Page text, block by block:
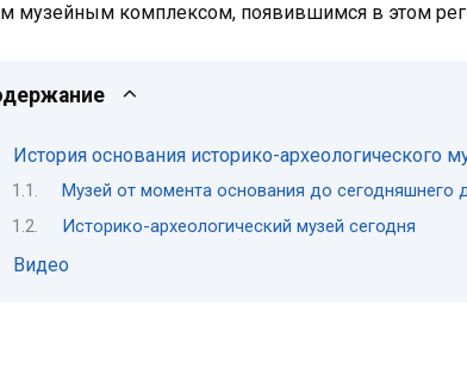
музейным комплексом, появившимся в этом
История основания историко-археологического
Музей от момента основания до сегодняшнего
Историко-археологический музей сегодня
Видео